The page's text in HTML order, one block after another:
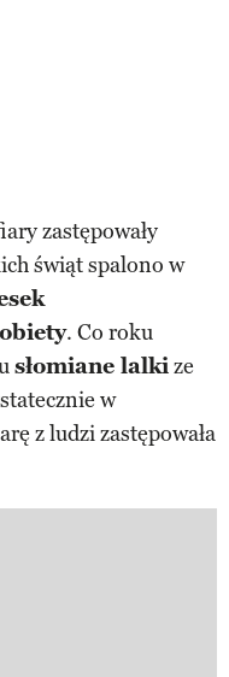
zastępowały
świąt spalono w
. Co roku
słomiane lalkize
w
z ludzi zastępowała